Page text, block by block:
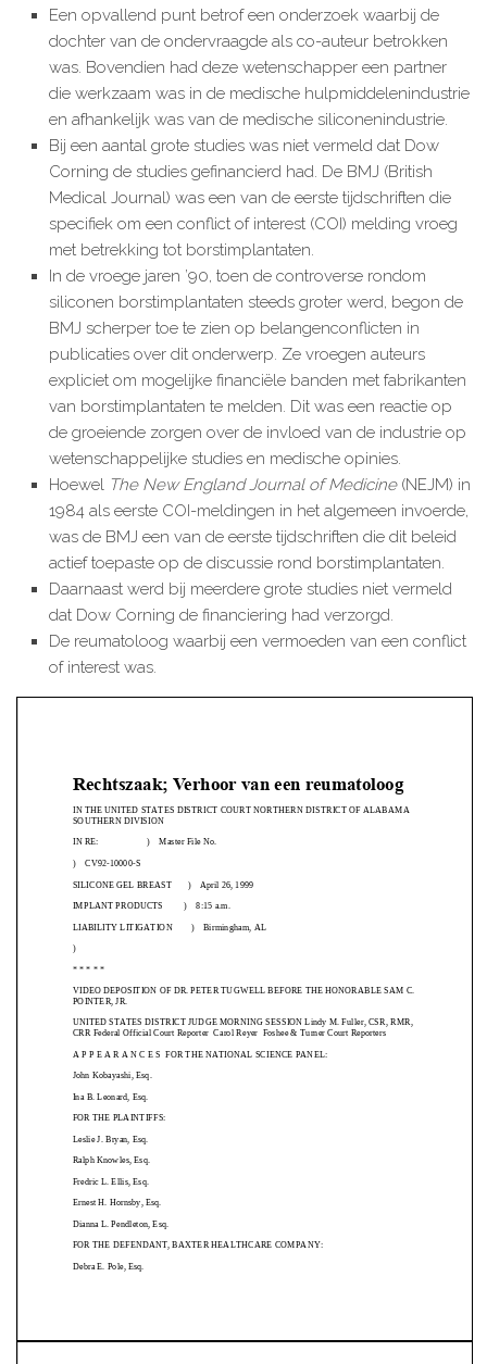
Een opvallend punt betrof een onderzoek waarbij de
dochter van de ondervraagde als co-auteur betrokken
was. Bovendien had deze wetenschapper een partner
die werkzaam was in de medische hulpmiddelenindustrie
en afhankelijk was van de medische siliconenindustrie.
Bij een aantal grote studies was niet vermeld dat Dow
Corning de studies gefinancierd had. De BMJ (British
Medical Journal) was een van de eerste tijdschriften die
specifiek om een conflict of interest (COI) melding vroeg
met betrekking tot borstimplantaten.
In de vroege jaren ’90, toen de controverse rondom
siliconen borstimplantaten steeds groter werd, begon de
BMJ scherper toe te zien op belangenconflicten in
publicaties over dit onderwerp. Ze vroegen auteurs
expliciet om mogelijke financiële banden met fabrikanten
van borstimplantaten te melden. Dit was een reactie op
de groeiende zorgen over de invloed van de industrie op
wetenschappelijke studies en medische opinies.
Hoewel The New England Journal of Medicine(NEJM) in
1984 als eerste COI-meldingen in het algemeen invoerde,
was de BMJ een van de eerste tijdschriften die dit beleid
actief toepaste op de discussie rond borstimplantaten.
Daarnaast werd bij meerdere grote studies niet vermeld
dat Dow Corning de financiering had verzorgd.
De reumatoloog waarbij een vermoeden van een conflict
of interest was.